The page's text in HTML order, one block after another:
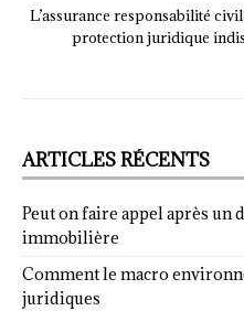
L’assurance responsabilité
protection juridique
ARTICLES RÉCENTS
Peut on faire appel après un
immobilière
Comment le macro
juridiques